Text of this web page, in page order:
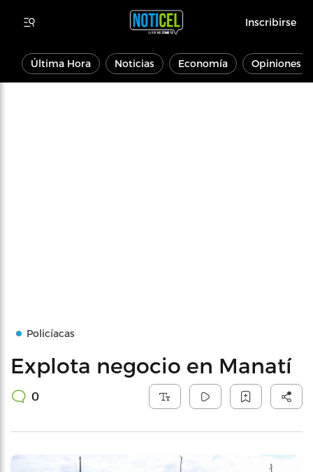
Inscribirse
Última Hora Noticias Economía Opiniones
Policíacas
Explota negocio en Manatí
0